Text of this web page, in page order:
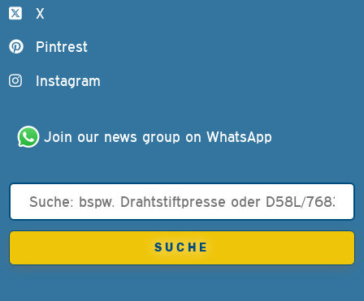
X
Pintrest
Instagram
Join our news group on WhatsApp